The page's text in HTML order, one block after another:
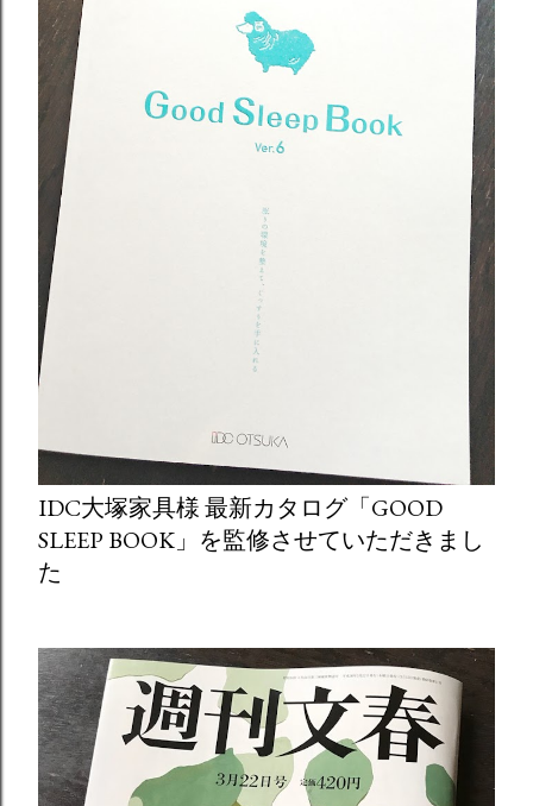
IDC大塚家具様 最新カタログ「GOOD
SLEEP BOOK」を監修させていただきまし
た